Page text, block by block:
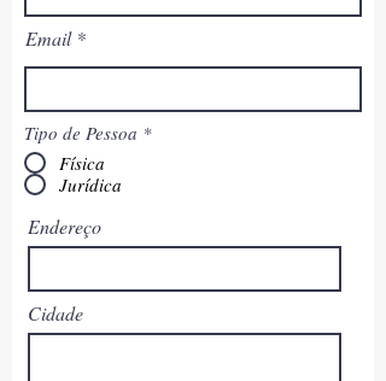
Email
Tipo de Pessoa *
Física
Jurídica
Endereço
Cidade